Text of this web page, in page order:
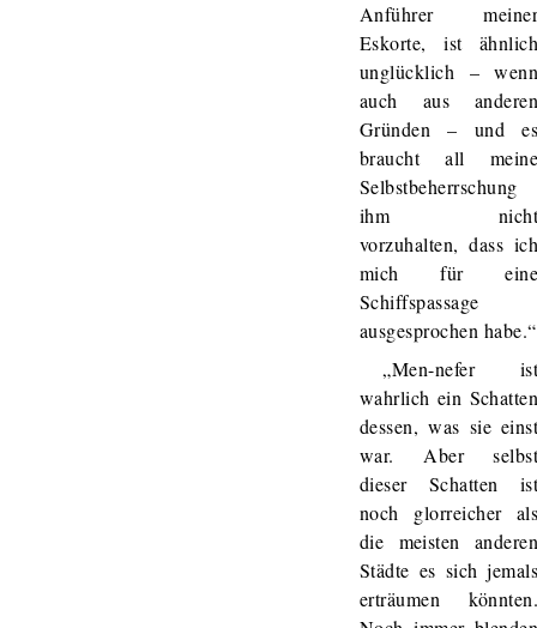
Anführer
Eskorte, ist
unglücklich –
auch aus
Gründen – und
braucht all
Selbstbeherrschung
ihm
vorzuhalten, dass
mich für
Schiffspassage
ausgesprochen habe.“
„Men-nefer
wahrlich ein
dessen, was sie
war. Aber
dieser Schatten
noch glorreicher
die meisten
Städte es sich
erträumen